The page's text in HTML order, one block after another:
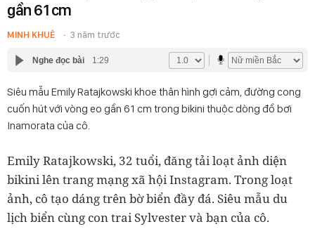
gần 61 cm
MINH KHUÊ 3 năm trước
Nghe đọc bài 1:29
Siêu mẫu Emily Ratajkowski khoe thân hình gợi cảm, đường cong
cuốn hút với vòng eo gần 61 cm trong bikini thuộc dòng đồ bơi
Inamorata của cô.
Emily Ratajkowski, 32 tuổi, đăng tải loạt ảnh diện
bikini lên trang mạng xã hội Instagram. Trong loạt
ảnh, cô tạo dáng trên bờ biển đầy đá. Siêu mẫu du
lịch biển cùng con trai Sylvester và bạn của cô.